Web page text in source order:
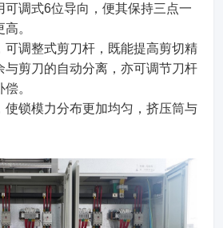
可调式6位导向，便其保持三点一
。
可调整式剪刀杆，既能提高剪切精
与剪刀的自动分离，亦可调节刀杆
。
使锁模力分布更加均匀，挤压筒与